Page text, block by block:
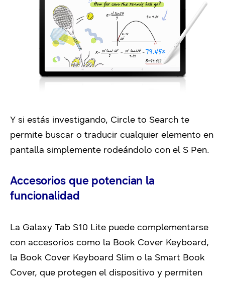
Y si estás investigando, Circle to Search te
permite buscar o traducir cualquier elemento en
pantalla simplemente rodeándolo con el S Pen.
Accesorios que potencian la
funcionalidad
La Galaxy Tab S10 Lite puede complementarse
con accesorios como la Book Cover Keyboard,
la Book Cover Keyboard Slim o la Smart Book
Cover, que protegen el dispositivo y permiten